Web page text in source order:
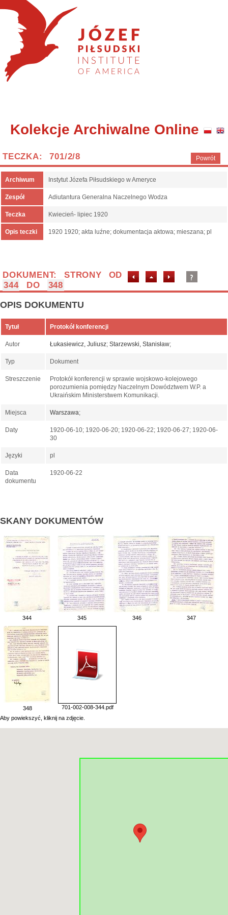
Kolekcje Archiwalne Online
Powrót
TECZKA: 701/2/8
Archiwum Instytut Józefa Piłsudskiego w Ameryce
Zespół Adiutantura Generalna Naczelnego Wodza
Teczka Kwiecień- lipiec 1920
Opis teczki 1920 1920; akta luźne; dokumentacja aktowa; mieszana; pl
DOKUMENT: STRONY OD
344
DO 348
OPIS DOKUMENTU
Tytuł Protokół konferencji
Autor Łukasiewicz, Juliusz; Starzewski, Stanisław;
Typ Dokument
Streszczenie
Protokół konferencji w sprawie wojskowo-kolejowego
porozumienia pomiędzy Naczelnym Dowództwem W.P. a
Ukraińskim Ministerstwem Komunikacji.
Miejsca Warszawa;
Daty
1920-06-10; 1920-06-20; 1920-06-22; 1920-06-27; 1920-06-
30
Języki pl
Data
dokumentu
1920-06-22
SKANY DOKUMENTÓW
344 345 346 347
348
701-002-008-344.pdf
Aby powiekszyć, kliknij na zdjęcie.